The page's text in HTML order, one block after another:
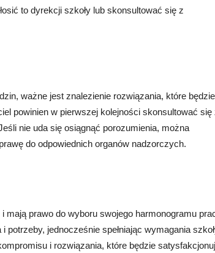
to dyrekcji szkoły lub skonsultować się z
ważne jest znalezienie rozwiązania, które będzie
powinien w pierwszej kolejności skonsultować się
nie uda się osiągnąć porozumienia, można
do odpowiednich organów nadzorczych.
prawo do wyboru swojego harmonogramu
potrzeby, jednocześnie spełniając wymagania
i rozwiązania, które będzie